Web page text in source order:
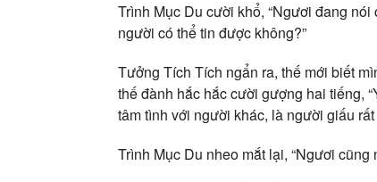
Trình Mục Du cười khổ, “Ngươi đang
người có thể tin được không?”
Tưởng Tích Tích ngẩn ra, thế mới biết
thế đành hắc hắc cười gượng hai tiếng,
tâm tình với người khác, là người giấu rất
Trình Mục Du nheo mắt lại, “Ngươi cũng